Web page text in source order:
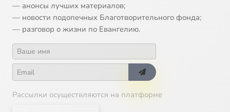
— анонсы лучших материалов;
— новости подопечных Благотворительного фонда;
— разговор о жизни по Евангелию.
Рассылки осуществляются на платформе